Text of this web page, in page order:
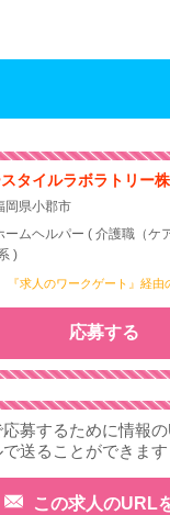
タイルラボラトリー
岡県小郡市
ームヘルパー ( 介護職（ケ
)
『求人のワークゲート』経由
応募する
募するために情報の
で送ることができます
この求人のURL